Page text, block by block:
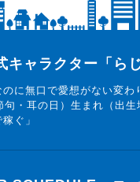
キャラクター「ら
に無口で愛想がない変
・耳の日）生まれ（出生
ぐ」